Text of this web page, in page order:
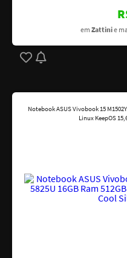
em Zattinie
Notebook ASUS Vivobook 15
Linux KeepOS